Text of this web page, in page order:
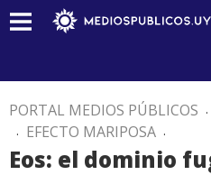
PORTAL MEDIOS PÚBLICOS .
. EFECTO MARIPOSA .
Eos: el dominio